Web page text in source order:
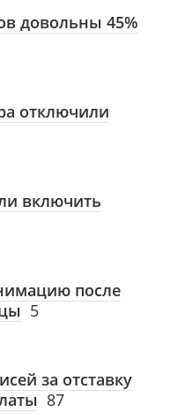
довольны 45%
отключили
включить
после
5
за отставку
87